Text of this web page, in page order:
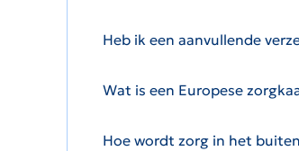
Heb ik een aanvullende
Wat is een Europese
Hoe wordt zorg in het